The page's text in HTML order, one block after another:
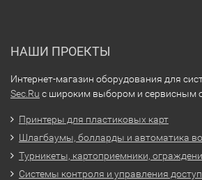
НАШИ ПРОЕКТЫ
Интернет-магазин оборудования для
Sec.Ru с широким выбором и сервисным
Принтеры для пластиковых карт
Шлагбаумы, болларды и автоматика
Турникеты, картоприемники,
Системы контроля и управления